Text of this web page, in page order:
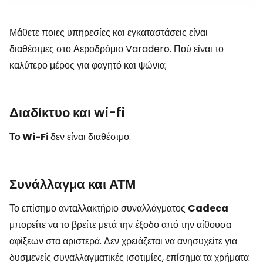
Μάθετε ποιες υπηρεσίες και εγκαταστάσεις είναι
διαθέσιμες στο Αεροδρόμιο Varadero. Πού είναι το
καλύτερο μέρος για φαγητό και ψώνια;
Διαδίκτυο και wi-fi
Το Wi-Fiδεν είναι διαθέσιμο.
Συνάλλαγμα και ΑΤΜ
Το επίσημο ανταλλακτήριο συναλλάγματος Cadeca
μπορείτε να το βρείτε μετά την έξοδο από την αίθουσα
αφίξεων στα αριστερά. Δεν χρειάζεται να ανησυχείτε για
δυσμενείς συναλλαγματικές ισοτιμίες, επίσημα τα χρήματα